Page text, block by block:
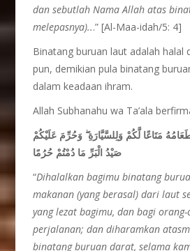
dan sebutlah Nama Allah atas
melepasnya)...” [Al-Maa-idah/5: 4]
Binatang buruan laut adalah halal
pun, demikian pula binatang
dalam keadaan ihram.
Allah Subhanahu wa Ta’ala
مَتَاعًا لَّكُمْ وَلِلسَّيَّارَةِ ۖ وَحُرِّمَ عَلَيْكُمْ
صَيْدُ الْبَرِّ مَا دُمْتُمْ حُرُمًا
“Dihalalkan bagimu binatang
makanan (yang berasal) dari laut
yang lezat bagimu, dan bagi
perjalanan; dan diharamkan
binatang buruan darat, selama